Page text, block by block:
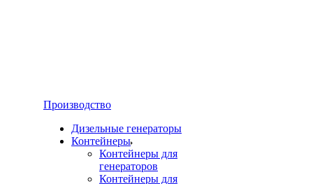
Производство
Дизельные генераторы
Контейнеры
Контейнеры для
генераторов
Контейнеры для